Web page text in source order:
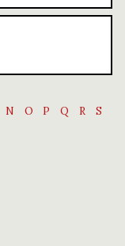
N O P Q R
S